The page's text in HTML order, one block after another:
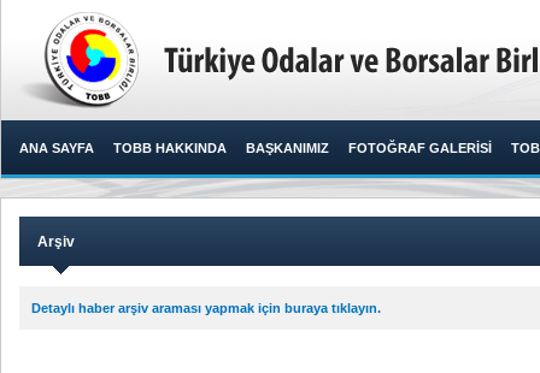
ANA SAYFA TOBB HAKKINDA BAŞKANIMIZ FOTOĞRAF GALERİSİ
Arşiv
Detaylı haber arşiv araması yapmak için buraya tıklayın.